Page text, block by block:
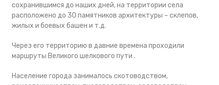
сохранившимся до наших дней, на территории села
расположено до 30 памятников архитектуры – склепов,
жилых и боевых башен и т.д.
Через его территорию в давние времена проходили
маршруты Великого шелкового пути .
Население города занималось скотоводством,